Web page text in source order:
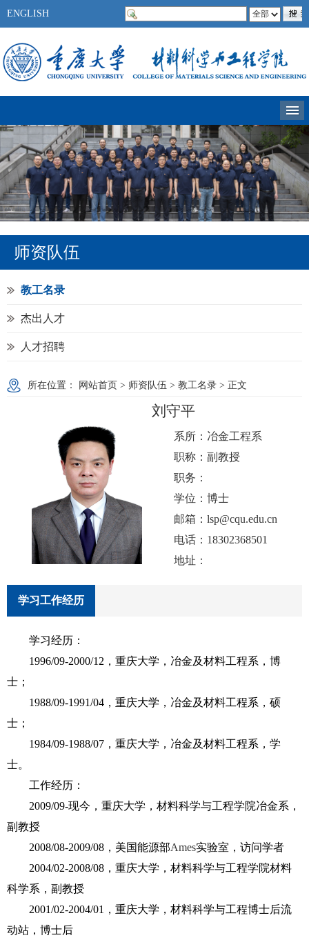
ENGLISH
师资队伍
教工名录
杰出人才
人才招聘
所在位置： 网站首页 > 师资队伍 > 教工名录 > 正文
刘守平
系所： 冶金工程系
职称： 副教授
职务：
学位： 博士
邮箱： lsp@cqu.edu.cn
电话： 18302368501
地址：
学习工作经历
学习经历：
1996/09-2000/12 ，重庆大学，冶金及材料工程系，博
士；
1988/09-1991/04 ，重庆大学，冶金及材料工程系，硕
士；
1984/09-1988/07 ，重庆大学，冶金及材料工程系，学
士。
工作经历：
2009/09-现今，重庆大学，材料科学与工程学院冶金系，
副教授
2008/08-2009/08 ，美国能源部Ames实验室，访问学者
2004/02-2008/08 ，重庆大学，材料科学与工程学院材料
科学系，副教授
2001/02-2004/01 ，重庆大学，材料科学与工程博士后流
动站，博士后